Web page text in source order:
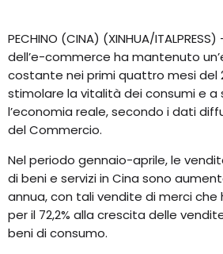
PECHINO (CINA) (XINHUA/
dell’e-commerce ha mantenuto
costante nei primi quattro mesi del
stimolare la vitalità dei consumi e a
l’economia reale, secondo i dati
del Commercio.
Nel periodo gennaio-aprile, le
di beni e servizi in Cina sono
annua, con tali vendite di merci
per il 72,2% alla crescita delle
beni di consumo.